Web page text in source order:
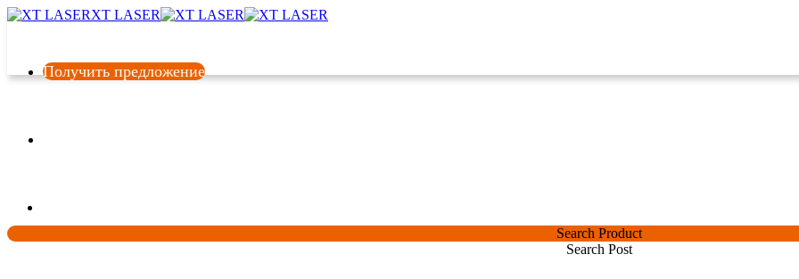
XT LASER
Получить предложение
Search Product
Search Post